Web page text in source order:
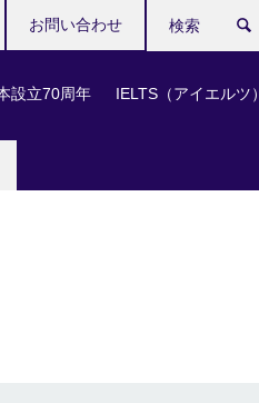
設立70周年 IELTS（アイエルツ）
お問い合わせ